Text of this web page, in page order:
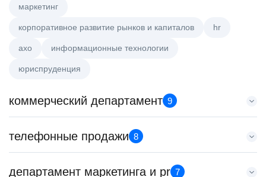
маркетинг
корпоративное развитие рынков и капиталов hr
axo информационные технологии
юриспруденция
коммерческий департамент 9
Менеджер по работе с ключевыми клиентами (КАМ)
HeadHunter::Коммерческий департамент
з/п не указана
телефонные продажи 8
Менеджер по продажам в сегменте среднего и крупного
департамент маркетинга и pr 7